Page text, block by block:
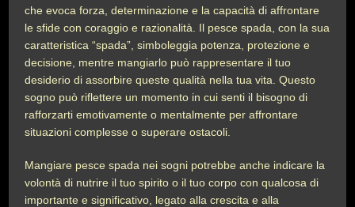
che evoca forza, determinazione e la capacità di affrontare
le sfide con coraggio e razionalità. Il pesce spada, con la sua
caratteristica “spada”, simboleggia potenza, protezione e
decisione, mentre mangiarlo può rappresentare il tuo
desiderio di assorbire queste qualità nella tua vita. Questo
sogno può riflettere un momento in cui senti il bisogno di
rafforzarti emotivamente o mentalmente per affrontare
situazioni complesse o superare ostacoli.
Mangiare pesce spada nei sogni potrebbe anche indicare la
volontà di nutrire il tuo spirito o il tuo corpo con qualcosa di
importante e significativo, legato alla crescita e alla